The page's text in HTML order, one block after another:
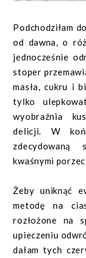
Podchodziłam
od dawna, o
jednocześnie
stoper
masła, cukru i
tylko
wyobraźnia
delicji. W
zdecydowaną
kwaśnymi
Żeby uniknąć
metodę na
rozłożone na
upieczeniu
dałam tych